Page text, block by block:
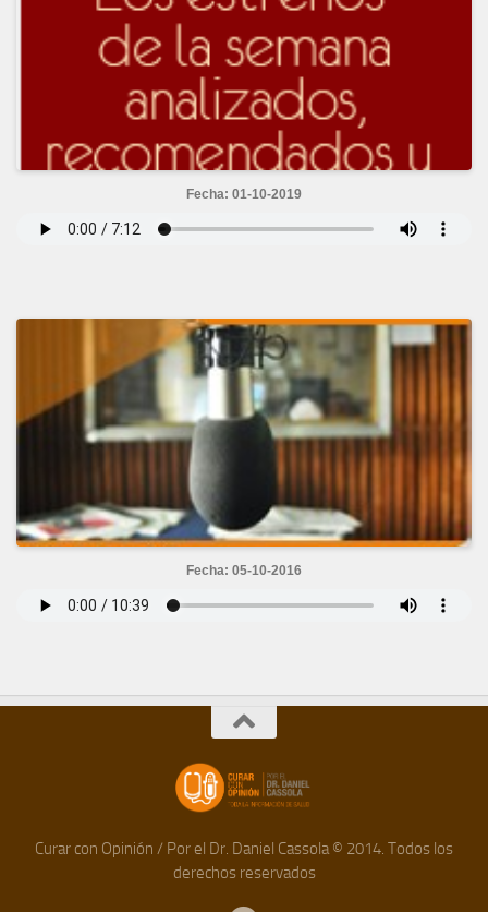
Fecha: 01-10-2019
Fecha: 05-10-2016
Curar con Opinión / Por el Dr. Daniel Cassola © 2014. Todos los
derechos reservados